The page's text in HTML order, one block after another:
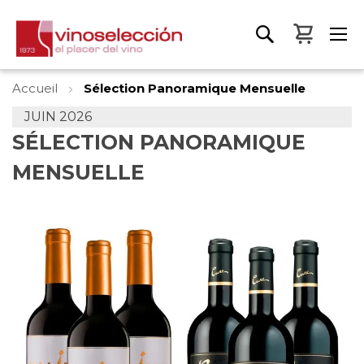
Mon
Accueil
Sélection Panoramique Mensuelle
JUIN 2026
SÉLECTION PANORAMIQUE
MENSUELLE
images
gallery